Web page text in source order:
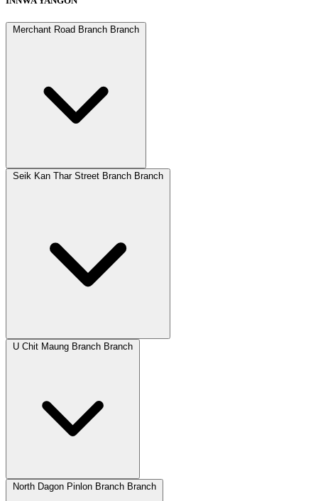
Merchant Road Branch Branch
Seik Kan Thar Street Branch Branch
U Chit Maung Branch Branch
North Dagon Pinlon Branch Branch